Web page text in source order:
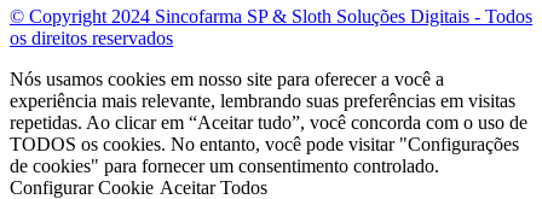
© Copyright 2024 Sincofarma SP & Sloth Soluções Digitais - Todos
os direitos reservados
Nós usamos cookies em nosso site para oferecer a você a
experiência mais relevante, lembrando suas preferências em visitas
repetidas. Ao clicar em “Aceitar tudo”, você concorda com o uso de
TODOS os cookies. No entanto, você pode visitar "Configurações
de cookies" para fornecer um consentimento controlado.
Configurar Cookie Aceitar Todos